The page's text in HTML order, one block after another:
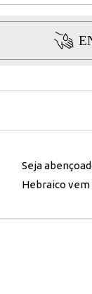
Seja
Hebraico